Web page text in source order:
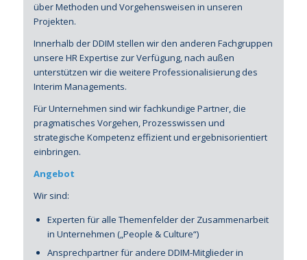
über Methoden und Vorgehensweisen in unseren
Projekten.
Innerhalb der DDIM stellen wir den anderen Fachgruppen
unsere HR Expertise zur Verfügung, nach außen
unterstützen wir die weitere Professionalisierung des
Interim Managements.
Für Unternehmen sind wir fachkundige Partner, die
pragmatisches Vorgehen, Prozesswissen und
strategische Kompetenz effizient und ergebnisorientiert
einbringen.
Angebot
Wir sind:
Experten für alle Themenfelder der Zusammenarbeit
in Unternehmen („People & Culture“)
Ansprechpartner für andere DDIM-Mitglieder in